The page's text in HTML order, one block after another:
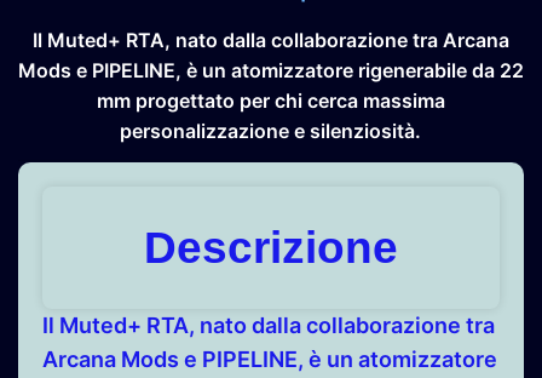
Il Muted+ RTA, nato dalla collaborazione tra Arcana
Mods e PIPELINE, è un atomizzatore rigenerabile da 22
mm progettato per chi cerca massima
personalizzazione e silenziosità.
Descrizione
Il Muted+ RTA, nato dalla collaborazione tra
Arcana Mods e PIPELINE, è un atomizzatore